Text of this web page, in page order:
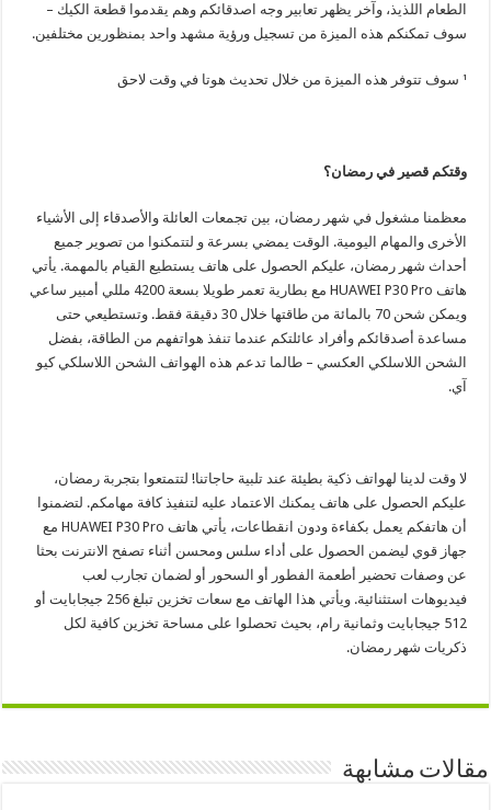
الطعام اللذيذ، وآخر يظهر تعابير وجه اصدقائكم وهم يقدموا قطعة الكيك –
سوف تمكنكم هذه الميزة من تسجيل ورؤية مشهد واحد بمنظورين مختلفين.
¹ سوف تتوفر هذه الميزة من خلال تحديث هوتا في وقت لاحق
وقتكم قصير في رمضان؟
معظمنا مشغول في شهر رمضان، بين تجمعات العائلة والأصدقاء إلى الأشياء
الأخرى والمهام اليومية. الوقت يمضي بسرعة و لتتمكنوا من تصوير جميع
أحداث شهر رمضان، عليكم الحصول على هاتف يستطيع القيام بالمهمة. يأتي
هاتف HUAWEI P30 Pro مع بطارية تعمر طويلا بسعة 4200 مللي أمبير ساعي
ويمكن شحن 70 بالمائة من طاقتها خلال 30 دقيقة فقط. وتستطيعي حتى
مساعدة أصدقائكم وأفراد عائلتكم عندما تنفذ هواتفهم من الطاقة، بفضل
الشحن اللاسلكي العكسي – طالما تدعم هذه الهواتف الشحن اللاسلكي كيو
آي.
لا وقت لدينا لهواتف ذكية بطيئة عند تلبية حاجاتنا! لتتمتعوا بتجربة رمضان،
عليكم الحصول على هاتف يمكنك الاعتماد عليه لتنفيذ كافة مهامكم. لتضمنوا
أن هاتفكم يعمل بكفاءة ودون انقطاعات، يأتي هاتف HUAWEI P30 Pro مع
جهاز قوي ليضمن الحصول على أداء سلس ومحسن أثناء تصفح الانترنت بحثا
عن وصفات تحضير أطعمة الفطور أو السحور أو لضمان تجارب لعب
فيديوهات استثنائية. ويأتي هذا الهاتف مع سعات تخزين تبلغ 256 جيجابايت أو
512 جيجابايت وثمانية رام، بحيث تحصلوا على مساحة تخزين كافية لكل
ذكريات شهر رمضان.
مقالات مشابهة